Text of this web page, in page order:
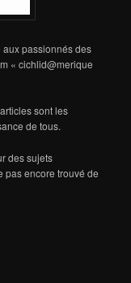
aux passionnés des
« cichlid@merique
sont les
de tous.
des sujets
pas encore trouvé de